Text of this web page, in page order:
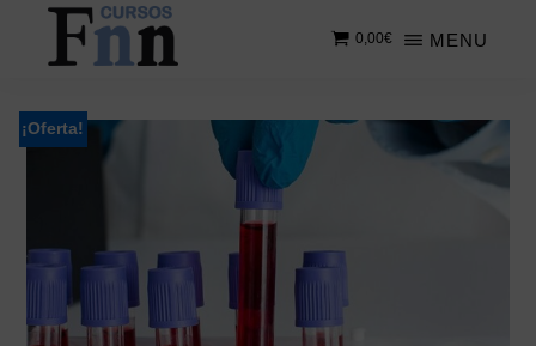
Saltar
contenido
Saltar
lateral
FNN
en
cursos
MENU
0,00€
¡Oferta!